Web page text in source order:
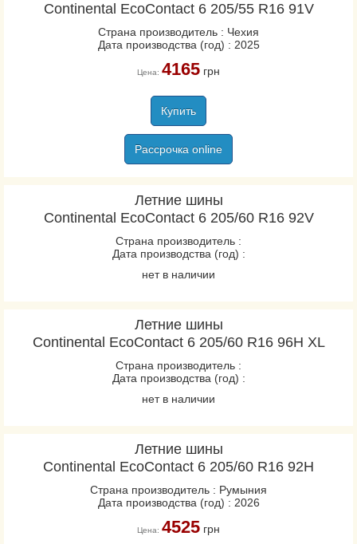
Continental EcoContact 6 205/55 R16 91V
Страна производитель : Чехия
Дата производства (год) : 2025
Цена: 4165грн
Купить
Рассрочка online
Летние шины
Continental EcoContact 6 205/60 R16 92V
Страна производитель :
Дата производства (год) :
нет в наличии
Летние шины
Continental EcoContact 6 205/60 R16 96H XL
Страна производитель :
Дата производства (год) :
нет в наличии
Летние шины
Continental EcoContact 6 205/60 R16 92H
Страна производитель : Румыния
Дата производства (год) : 2026
Цена: 4525грн